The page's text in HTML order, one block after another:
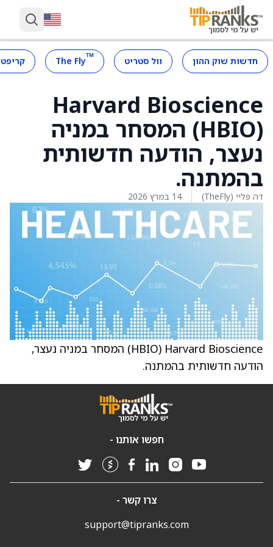
חדשות שוק ההון וול סטריט ™
The Fly
Harvard Bioscience
‏(HBIO) המסחר במניה
נעצר, הודעה חדשותית
בהמתנה.
דה פליי (TheFly) 14 במרץ 2026
Harvard Bioscience ‏(HBIO) המסחר במניה נעצר,
הודעה חדשותית בהמתנה.
חפשו אותנו -
צרו קשר -
support@tipranks.com